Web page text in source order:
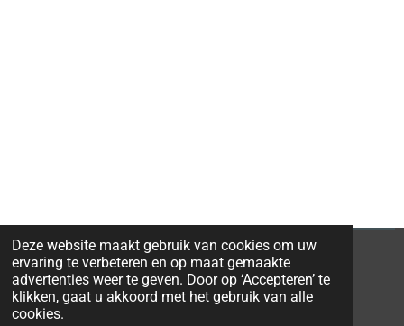
Deze website maakt gebruik van cookies om uw
ervaring te verbeteren en op maat gemaakte
advertenties weer te geven. Door op ‘Accepteren’ te
klikken, gaat u akkoord met het gebruik van alle
cookies.
© 2026 Ravi-Stones